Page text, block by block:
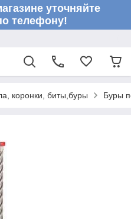
уточняйте
телефону!
коронки, биты,буры Буры